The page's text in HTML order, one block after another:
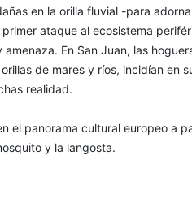
en la orilla fluvial -para
ataque al ecosistema
En San Juan, las
de mares y ríos, incidían en
realidad.
el panorama cultural europeo a
y la langosta.